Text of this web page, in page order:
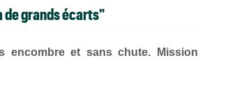
de grands écarts"
encombre et sans chute. Mission